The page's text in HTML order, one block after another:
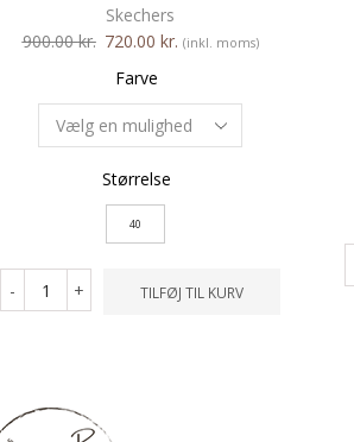
Skechers
900.00kr. 720.00 kr. (inkl. moms)
Farve
Størrelse
40
- + TILFØJ TIL KURV